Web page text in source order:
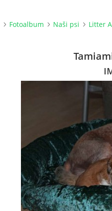
Fotoalbum Naši psi Litter A